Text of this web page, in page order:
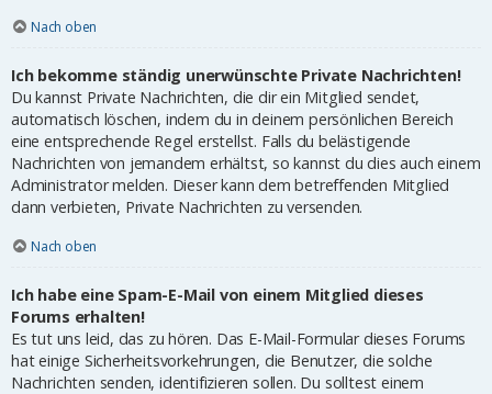
Nach oben
Ich bekomme ständig unerwünschte Private Nachrichten!
Du kannst Private Nachrichten, die dir ein Mitglied sendet,
automatisch löschen, indem du in deinem persönlichen Bereich
eine entsprechende Regel erstellst. Falls du belästigende
Nachrichten von jemandem erhältst, so kannst du dies auch einem
Administrator melden. Dieser kann dem betreffenden Mitglied
dann verbieten, Private Nachrichten zu versenden.
Nach oben
Ich habe eine Spam-E-Mail von einem Mitglied dieses
Forums erhalten!
Es tut uns leid, das zu hören. Das E-Mail-Formular dieses Forums
hat einige Sicherheitsvorkehrungen, die Benutzer, die solche
Nachrichten senden, identifizieren sollen. Du solltest einem